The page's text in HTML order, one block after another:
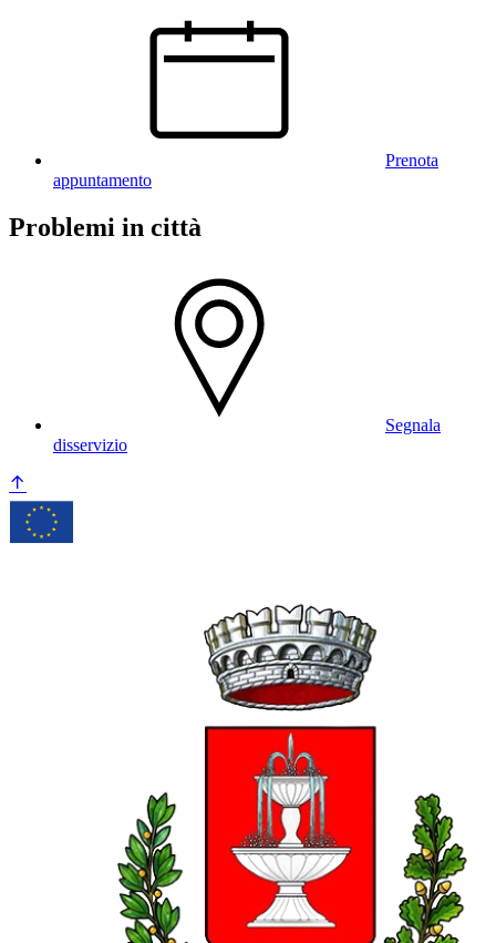
Prenota
appuntamento
Problemi in città
Segnala
disservizio